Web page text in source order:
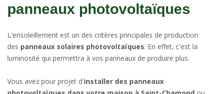
panneaux photovoltaïques
L'ensoleillement est un des critères principales de production
des panneaux solaires photovoltaïques. En effet, c'est la
luminosité qui permettra à vos panneaux de produire plus.
Vous avez pour projet d'installer des panneaux